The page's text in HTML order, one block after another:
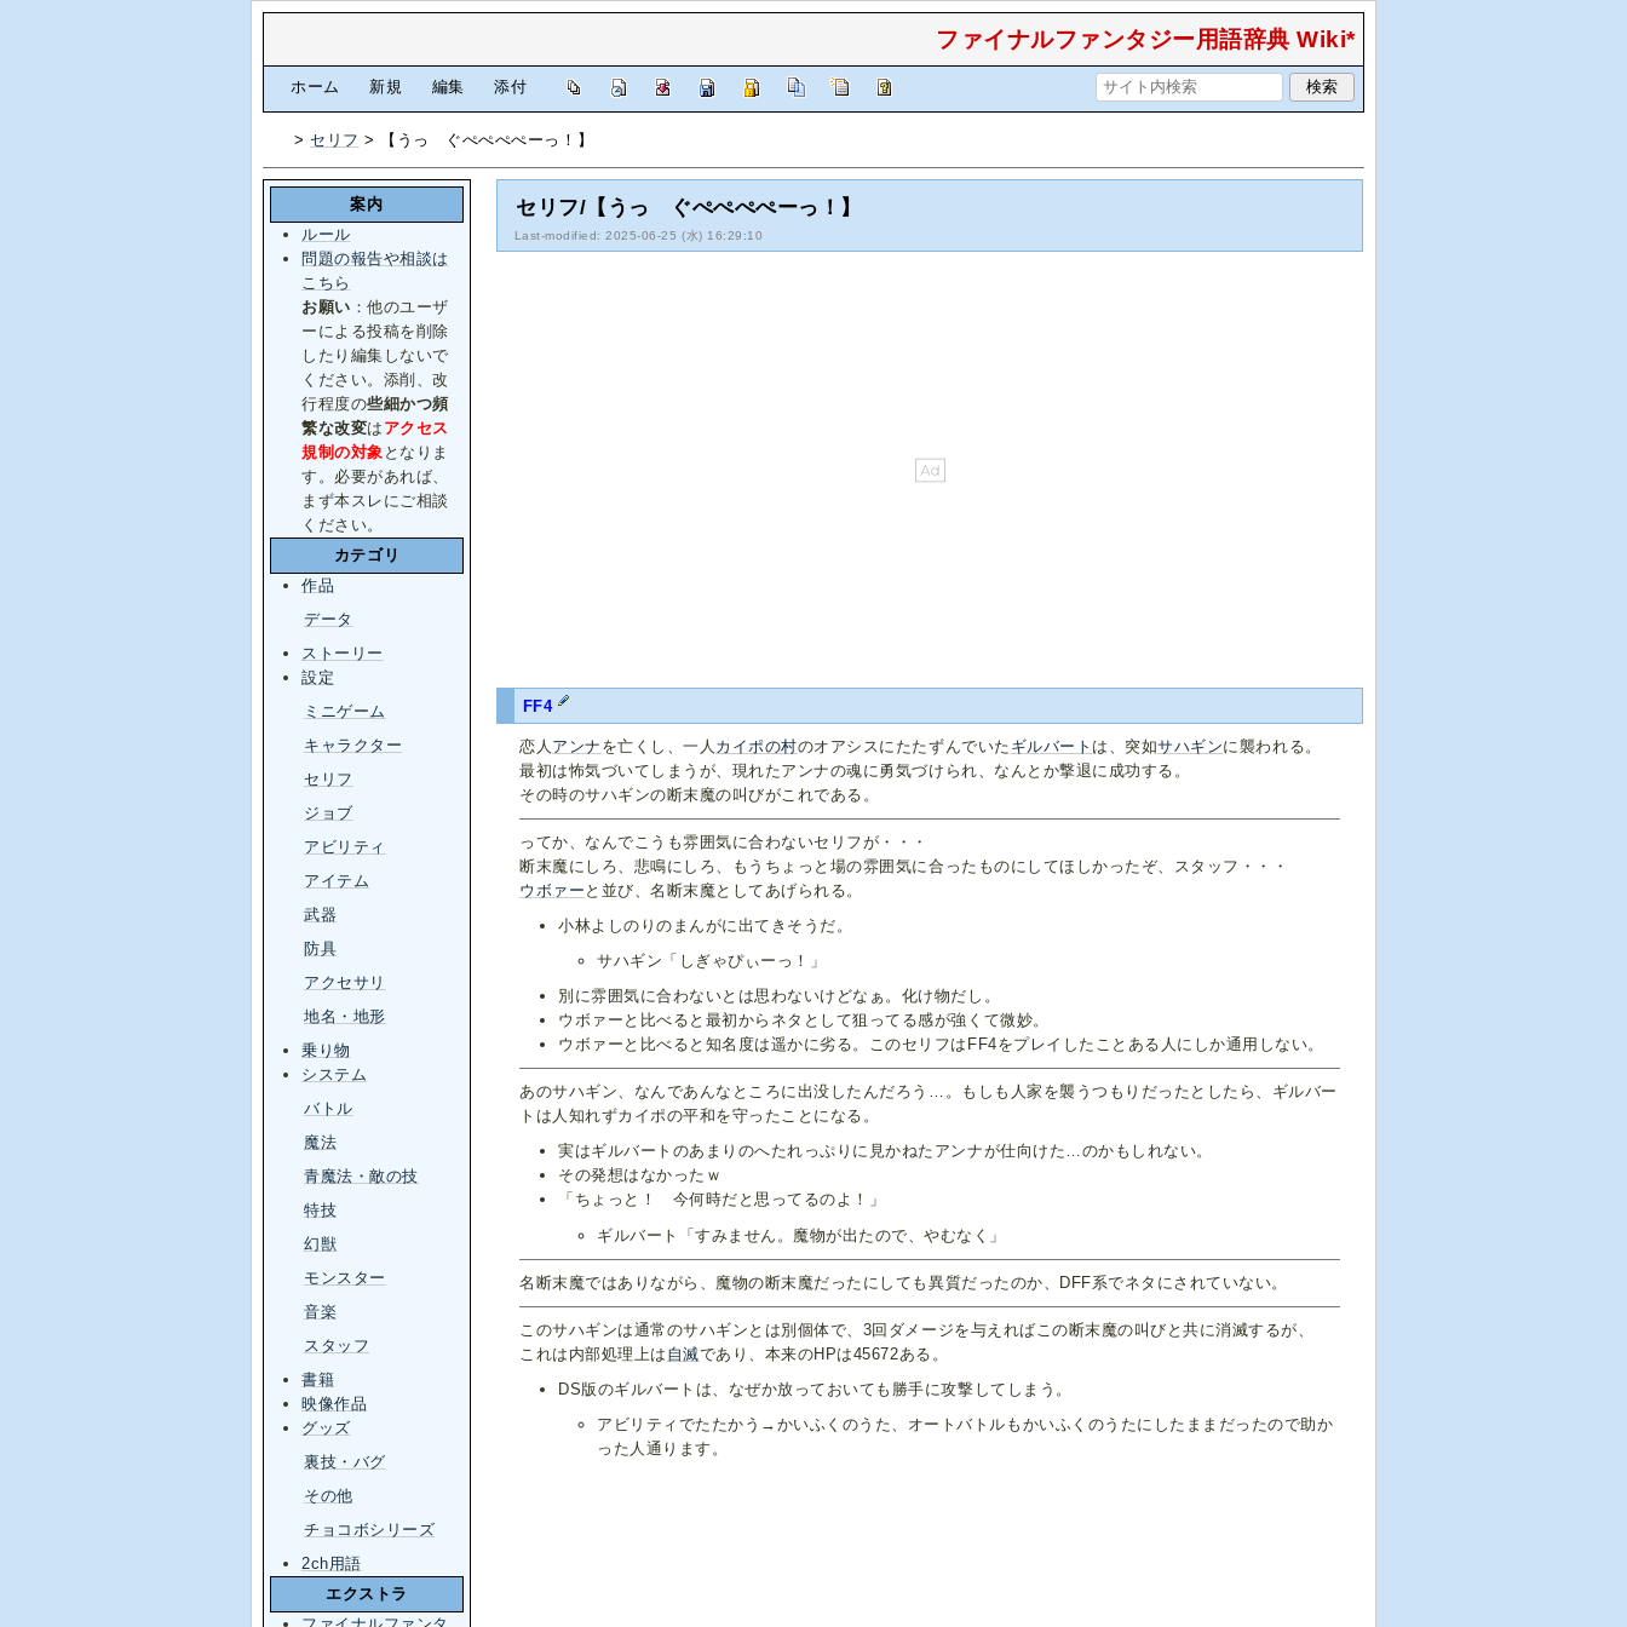
ファイナルファンタジー用語辞典 Wiki*
ホーム 新規 編集 添付
> セリフ > 【うっ ぐぺぺぺぺーっ！】
セリフ/【うっ ぐぺぺぺぺーっ！】
Last-modified: 2025-06-25 (水) 16:29:10
FF4
恋人 アンナ を亡くし、一人 カイポの村のオアシスにたたずんでいた ギルバート は、突如サハギンに襲われる。
最初は怖気づいてしまうが、現れたアンナの魂に勇気づけられ、なんとか撃退に成功する。
その時のサハギンの断末魔の叫びがこれである。
ってか、なんでこうも雰囲気に合わないセリフが・・・
断末魔にしろ、悲鳴にしろ、もうちょっと場の雰囲気に合ったものにしてほしかったぞ、スタッフ・・・
ウボァー と並び、名断末魔としてあげられる。
小林よしのりのまんがに出てきそうだ。
サハギン「しぎゃぴぃーっ！」
別に雰囲気に合わないとは思わないけどなぁ。化け物だし。
ウボァーと比べると最初からネタとして狙ってる感が強くて微妙。
ウボァーと比べると知名度は遥かに劣る。このセリフはFF4をプレイしたことある人にしか通用しない。
あのサハギン、なんであんなところに出没したんだろう…。もしも人家を襲うつもりだったとしたら、ギルバー
トは人知れずカイポの平和を守ったことになる。
実はギルバートのあまりのへたれっぷりに見かねたアンナが仕向けた…のかもしれない。
その発想はなかったｗ
「ちょっと！ 今何時だと思ってるのよ！」
ギルバート「すみません。魔物が出たので、やむなく」
名断末魔ではありながら、魔物の断末魔だったにしても異質だったのか、DFF系でネタにされていない。
このサハギンは通常のサハギンとは別個体で、3回ダメージを与えればこの断末魔の叫びと共に消滅するが、
これは内部処理上は 自滅であり、本来のHPは45672ある。
DS版のギルバートは、なぜか放っておいても勝手に攻撃してしまう。
アビリティでたたかう→かいふくのうた、オートバトルもかいふくのうたにしたままだったので助か
った人通ります。
案内
ルール
問題の報告や相談は
こちら
お願い ：他のユーザ
ーによる投稿を削除
したり編集しないで
ください。添削、改
行程度の些細かつ頻
繁な改変は アクセス
規制の対象 となりま
す。必要があれば、
まず本スレにご相談
ください。
カテゴリ
作品
データ
ストーリー
設定
ミニゲーム
キャラクター
セリフ
ジョブ
アビリティ
アイテム
武器
防具
アクセサリ
地名・地形
乗り物
システム
バトル
魔法
青魔法・敵の技
特技
幻獣
モンスター
音楽
スタッフ
書籍
映像作品
グッズ
裏技・バグ
その他
チョコボシリーズ
2ch用語
エクストラ
ファイナルファンタ